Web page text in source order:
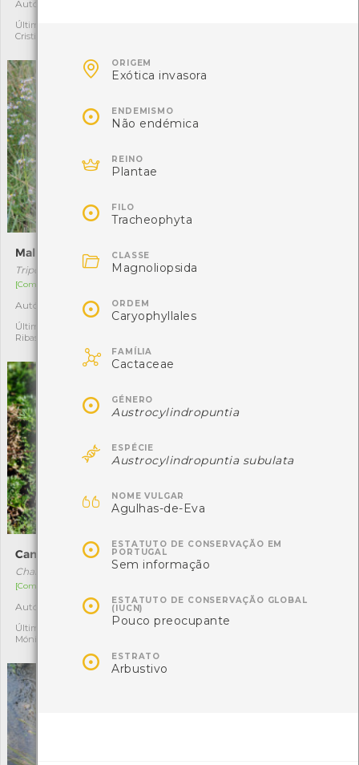
Autóctone
Última observação por:
Cristiano Sá
Malmequer-dos-sapais
Tripolium pannonicum
[Comum]
Autóctone
Última observação por: Maria
Ribas
Athyrium filix-femina
Camomila-romana
Chamaemelum nobile
[Comum]
Autóctone
Última observação por:
Mónica Rocha
Feto-pente
Struthiopteris spicant
Autóctone
Última observação por:
 ORIGEM
Exótica invasora
 ENDEMISMO
Não endémica
 REINO
Plantae
 FILO
Tracheophyta
 CLASSE
Magnoliopsida
 ORDEM
Caryophyllales
 FAMÍLIA
Cactaceae
 GÉNERO
Austrocylindropuntia
 ESPÉCIE
Austrocylindropuntia subulata
 NOME VULGAR
Agulhas-de-Eva
 ESTATUTO DE CONSERVAÇÃO EM
PORTUGAL
Sem informação
 ESTATUTO DE CONSERVAÇÃO GLOBAL
(IUCN)
Pouco preocupante
 ESTRATO
Arbustivo